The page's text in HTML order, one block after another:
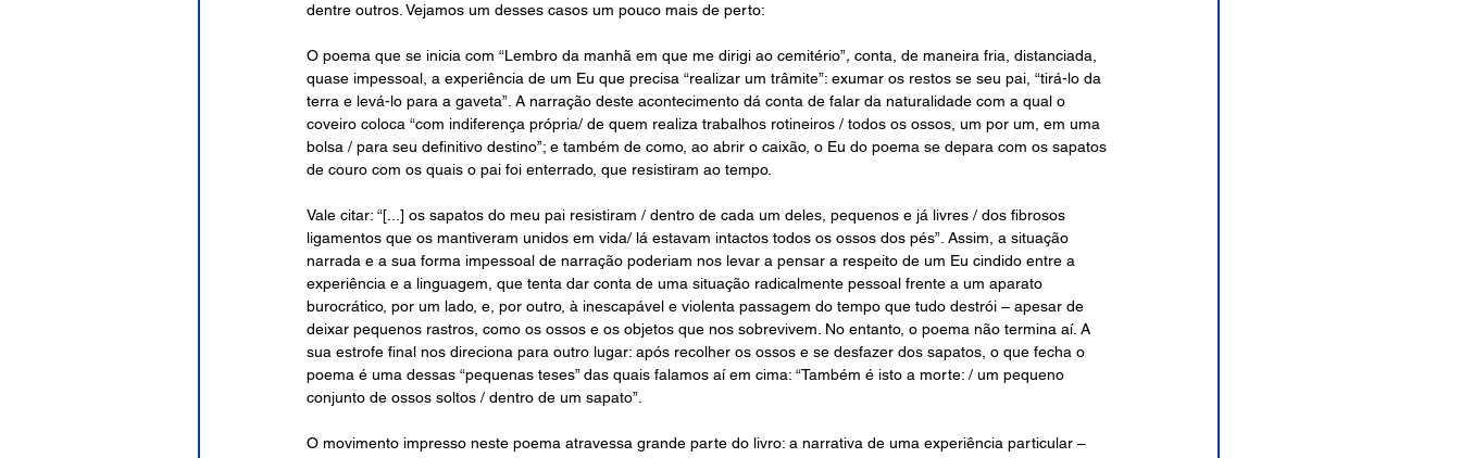
dentre outros. Vejamos um desses casos um pouco mais de perto:
O poema que se inicia com “Lembro da manhã em que me dirigi ao cemitério”, conta, de maneira fria, distanciada,
quase impessoal, a experiência de um Eu que precisa “realizar um trâmite”: exumar os restos se seu pai, “tirá-lo da
terra e levá-lo para a gaveta”. A narração deste acontecimento dá conta de falar da naturalidade com a qual o
coveiro coloca “com indiferença própria/ de quem realiza trabalhos rotineiros / todos os ossos, um por um, em uma
bolsa / para seu definitivo destino”; e também de como, ao abrir o caixão, o Eu do poema se depara com os sapatos
de couro com os quais o pai foi enterrado, que resistiram ao tempo.
Vale citar: “[...] os sapatos do meu pai resistiram / dentro de cada um deles, pequenos e já livres / dos fibrosos
ligamentos que os mantiveram unidos em vida/ lá estavam intactos todos os ossos dos pés”. Assim, a situação
narrada e a sua forma impessoal de narração poderiam nos levar a pensar a respeito de um Eu cindido entre a
experiência e a linguagem, que tenta dar conta de uma situação radicalmente pessoal frente a um aparato
burocrático, por um lado, e, por outro, à inescapável e violenta passagem do tempo que tudo destrói – apesar de
deixar pequenos rastros, como os ossos e os objetos que nos sobrevivem. No entanto, o poema não termina aí. A
sua estrofe final nos direciona para outro lugar: após recolher os ossos e se desfazer dos sapatos, o que fecha o
poema é uma dessas “pequenas teses” das quais falamos aí em cima: “Também é isto a morte: / um pequeno
conjunto de ossos soltos / dentro de um sapato”.
O movimento impresso neste poema atravessa grande parte do livro: a narrativa de uma experiência particular –